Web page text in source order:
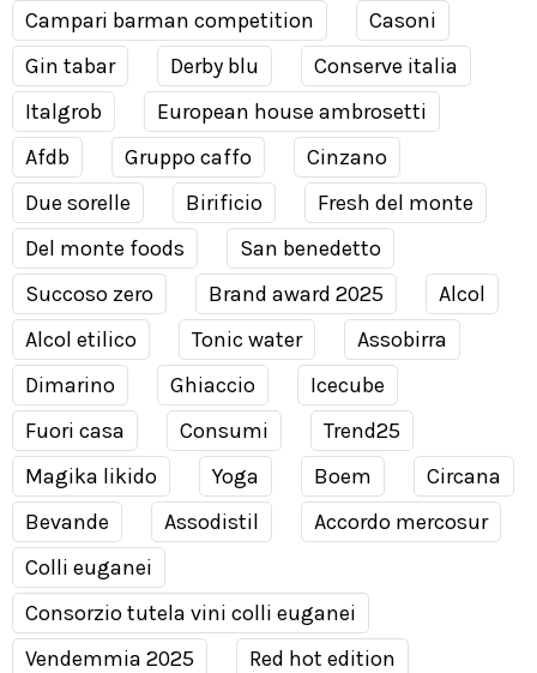
Campari barman competition
Casoni
Gin tabar
Derby blu
Conserve italia
Italgrob
European house ambrosetti
Afdb
Gruppo caffo
Cinzano
Due sorelle
Birificio
Fresh del monte
Del monte foods
San benedetto
Succoso zero
Brand award 2025
Alcol
Alcol etilico
Tonic water
Assobirra
Dimarino
Ghiaccio
Icecube
Fuori casa
Consumi
Trend25
Magika likido
Yoga Boem
Circana
Bevande
Assodistil
Accordo mercosur
Colli euganei
Consorzio tutela vini colli euganei
Vendemmia 2025
Red hot edition